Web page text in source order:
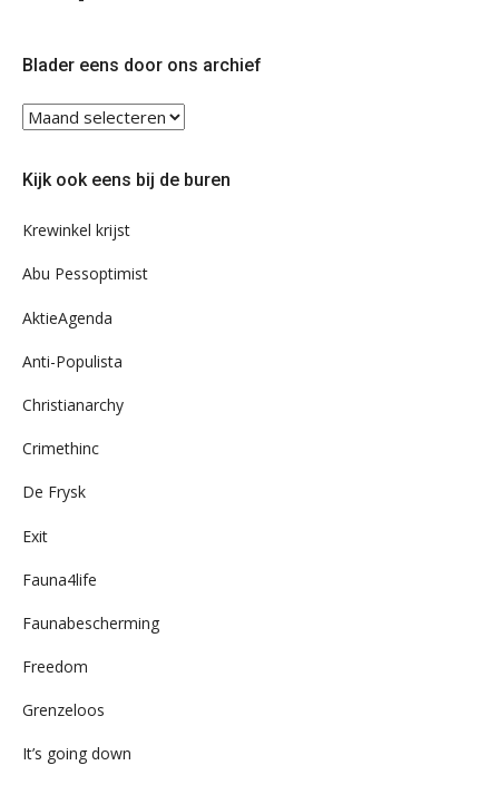
Blader eens door ons archief
Blader
ons
Kijk ook eens bij de buren
Krewinkel krijst
Abu Pessoptimist
AktieAgenda
Anti-Populista
Christianarchy
Crimethinc
De Frysk
Exit
Fauna4life
Faunabescherming
Freedom
Grenzeloos
It’s going down